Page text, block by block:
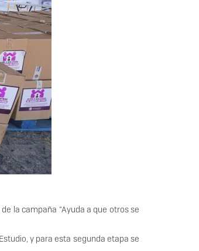
la campaña “Ayuda a que otros se
y para esta segunda etapa se